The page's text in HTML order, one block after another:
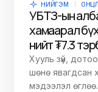
НИЙГЭМ
УБТЗ-ын
хамаарал
нийт ₮7.3
Хууль зүй,
шөнө явагдсан
мэдээлэл